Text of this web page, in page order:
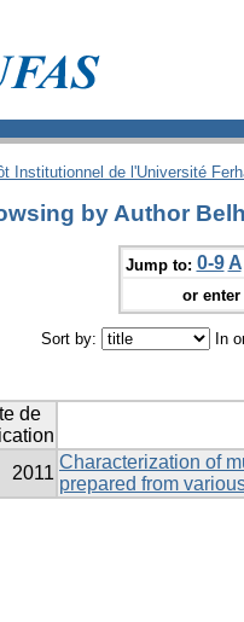
Institutionnel de l'Université
by Author
Jump to: 0-9 A
or
Sort by: In
de
2011
Characterization of
prepared from